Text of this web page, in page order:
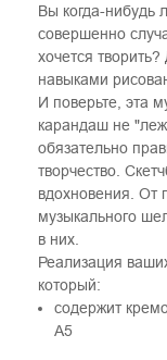
Вы когда-нибудь
совершенно
хочется
навыками
И поверьте, эта
карандаш не
обязательно
творчество.
вдохновения. От
музыкального
в них.
Реализация
который:
содержит
А5